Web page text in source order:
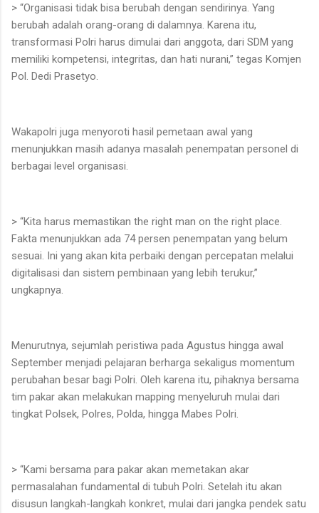
> “Organisasi tidak bisa berubah dengan sendirinya. Yang
berubah adalah orang-orang di dalamnya. Karena itu,
transformasi Polri harus dimulai dari anggota, dari SDM yang
memiliki kompetensi, integritas, dan hati nurani,” tegas Komjen
Pol. Dedi Prasetyo.
Wakapolri juga menyoroti hasil pemetaan awal yang
menunjukkan masih adanya masalah penempatan personel di
berbagai level organisasi.
> “Kita harus memastikan the right man on the right place.
Fakta menunjukkan ada 74 persen penempatan yang belum
sesuai. Ini yang akan kita perbaiki dengan percepatan melalui
digitalisasi dan sistem pembinaan yang lebih terukur,”
ungkapnya.
Menurutnya, sejumlah peristiwa pada Agustus hingga awal
September menjadi pelajaran berharga sekaligus momentum
perubahan besar bagi Polri. Oleh karena itu, pihaknya bersama
tim pakar akan melakukan mapping menyeluruh mulai dari
tingkat Polsek, Polres, Polda, hingga Mabes Polri.
> “Kami bersama para pakar akan memetakan akar
permasalahan fundamental di tubuh Polri. Setelah itu akan
disusun langkah-langkah konkret, mulai dari jangka pendek satu